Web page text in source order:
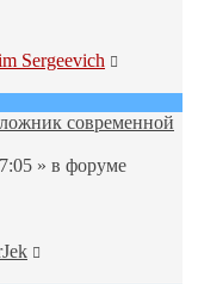
Sergeevich
современной
» в форуме